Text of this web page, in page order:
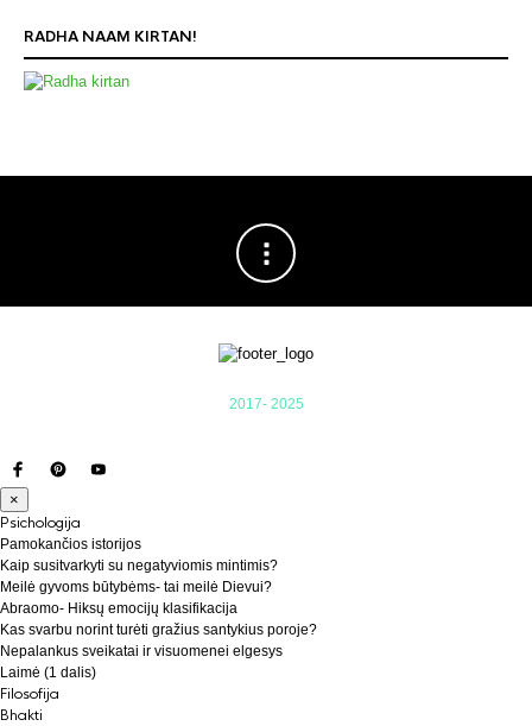
RADHA NAAM KIRTAN!
2017- 2025
×
Psichologija
Pamokančios istorijos
Kaip susitvarkyti su negatyviomis mintimis?
Meilė gyvoms būtybėms- tai meilė Dievui?
Abraomo- Hiksų emocijų klasifikacija
Kas svarbu norint turėti gražius santykius poroje?
Nepalankus sveikatai ir visuomenei elgesys
Laimė (1 dalis)
Filosofija
Bhakti